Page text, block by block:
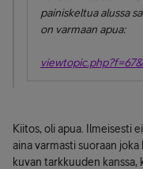
painiskeltua alussa
on varmaan apua:
Kiitos, oli apua. Ilmeisesti
aina varmasti suoraan
kuvan tarkkuuden kanssa,